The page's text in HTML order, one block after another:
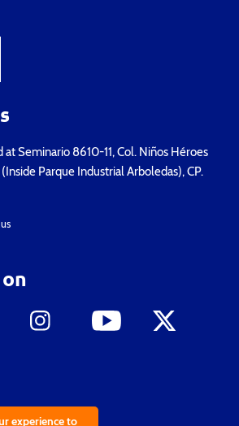
Seminario 8610-11, Col. Niños Héroes
(Inside Parque Industrial Arboledas), CP.
experience to